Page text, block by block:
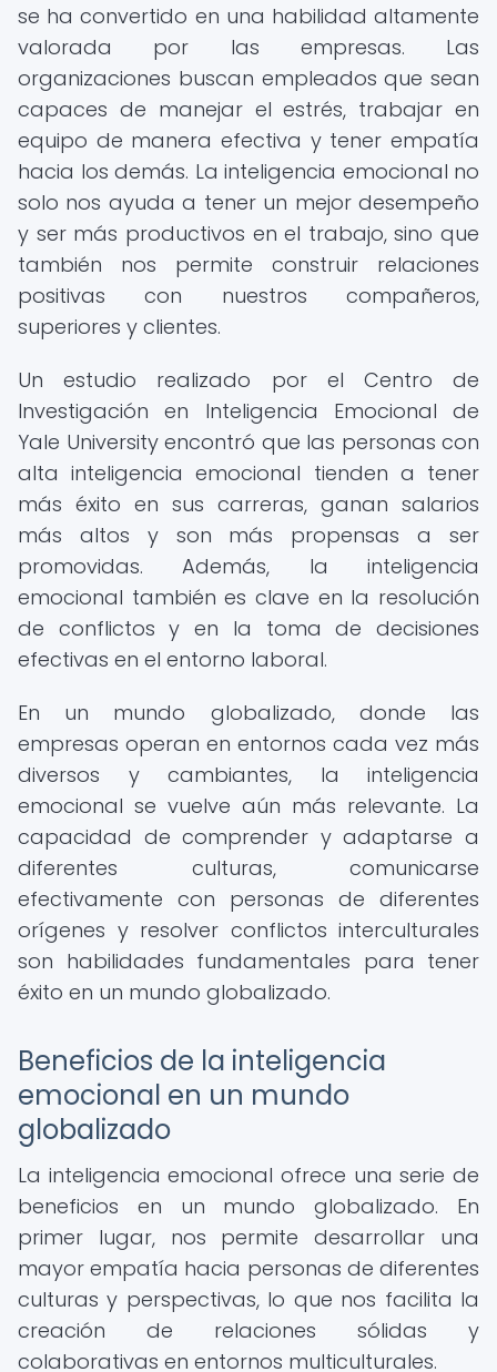
se ha convertido en una habilidad altamente
valorada por las empresas. Las
organizaciones buscan empleados que sean
capaces de manejar el estrés, trabajar en
equipo de manera efectiva y tener empatía
hacia los demás. La inteligencia emocional no
solo nos ayuda a tener un mejor desempeño
y ser más productivos en el trabajo, sino que
también nos permite construir relaciones
positivas con nuestros compañeros,
superiores y clientes.
Un estudio realizado por el Centro de
Investigación en Inteligencia Emocional de
Yale University encontró que las personas con
alta inteligencia emocional tienden a tener
más éxito en sus carreras, ganan salarios
más altos y son más propensas a ser
promovidas. Además, la inteligencia
emocional también es clave en la resolución
de conflictos y en la toma de decisiones
efectivas en el entorno laboral.
En un mundo globalizado, donde las
empresas operan en entornos cada vez más
diversos y cambiantes, la inteligencia
emocional se vuelve aún más relevante. La
capacidad de comprender y adaptarse a
diferentes culturas, comunicarse
efectivamente con personas de diferentes
orígenes y resolver conflictos interculturales
son habilidades fundamentales para tener
éxito en un mundo globalizado.
Beneficios de la inteligencia
emocional en un mundo
globalizado
La inteligencia emocional ofrece una serie de
beneficios en un mundo globalizado. En
primer lugar, nos permite desarrollar una
mayor empatía hacia personas de diferentes
culturas y perspectivas, lo que nos facilita la
creación de relaciones sólidas y
colaborativas en entornos multiculturales.